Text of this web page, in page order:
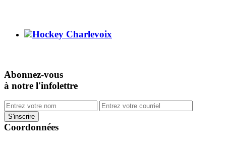
Hockey Charlevoix
Abonnez-vous
à notre l'infolettre
Coordonnées